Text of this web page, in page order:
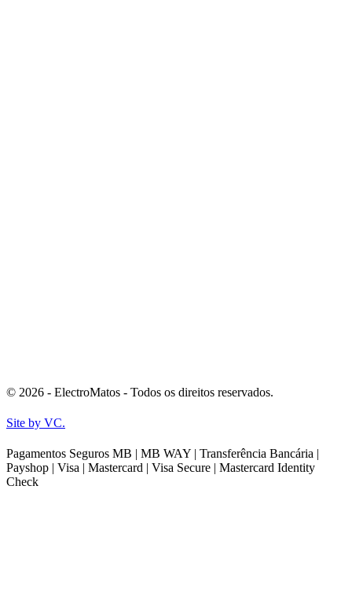
© 2026 - ElectroMatos - Todos os direitos reservados.
Site by VC.
Pagamentos Seguros MB | MB WAY | Transferência Bancária |
Payshop | Visa | Mastercard | Visa Secure | Mastercard Identity
Check